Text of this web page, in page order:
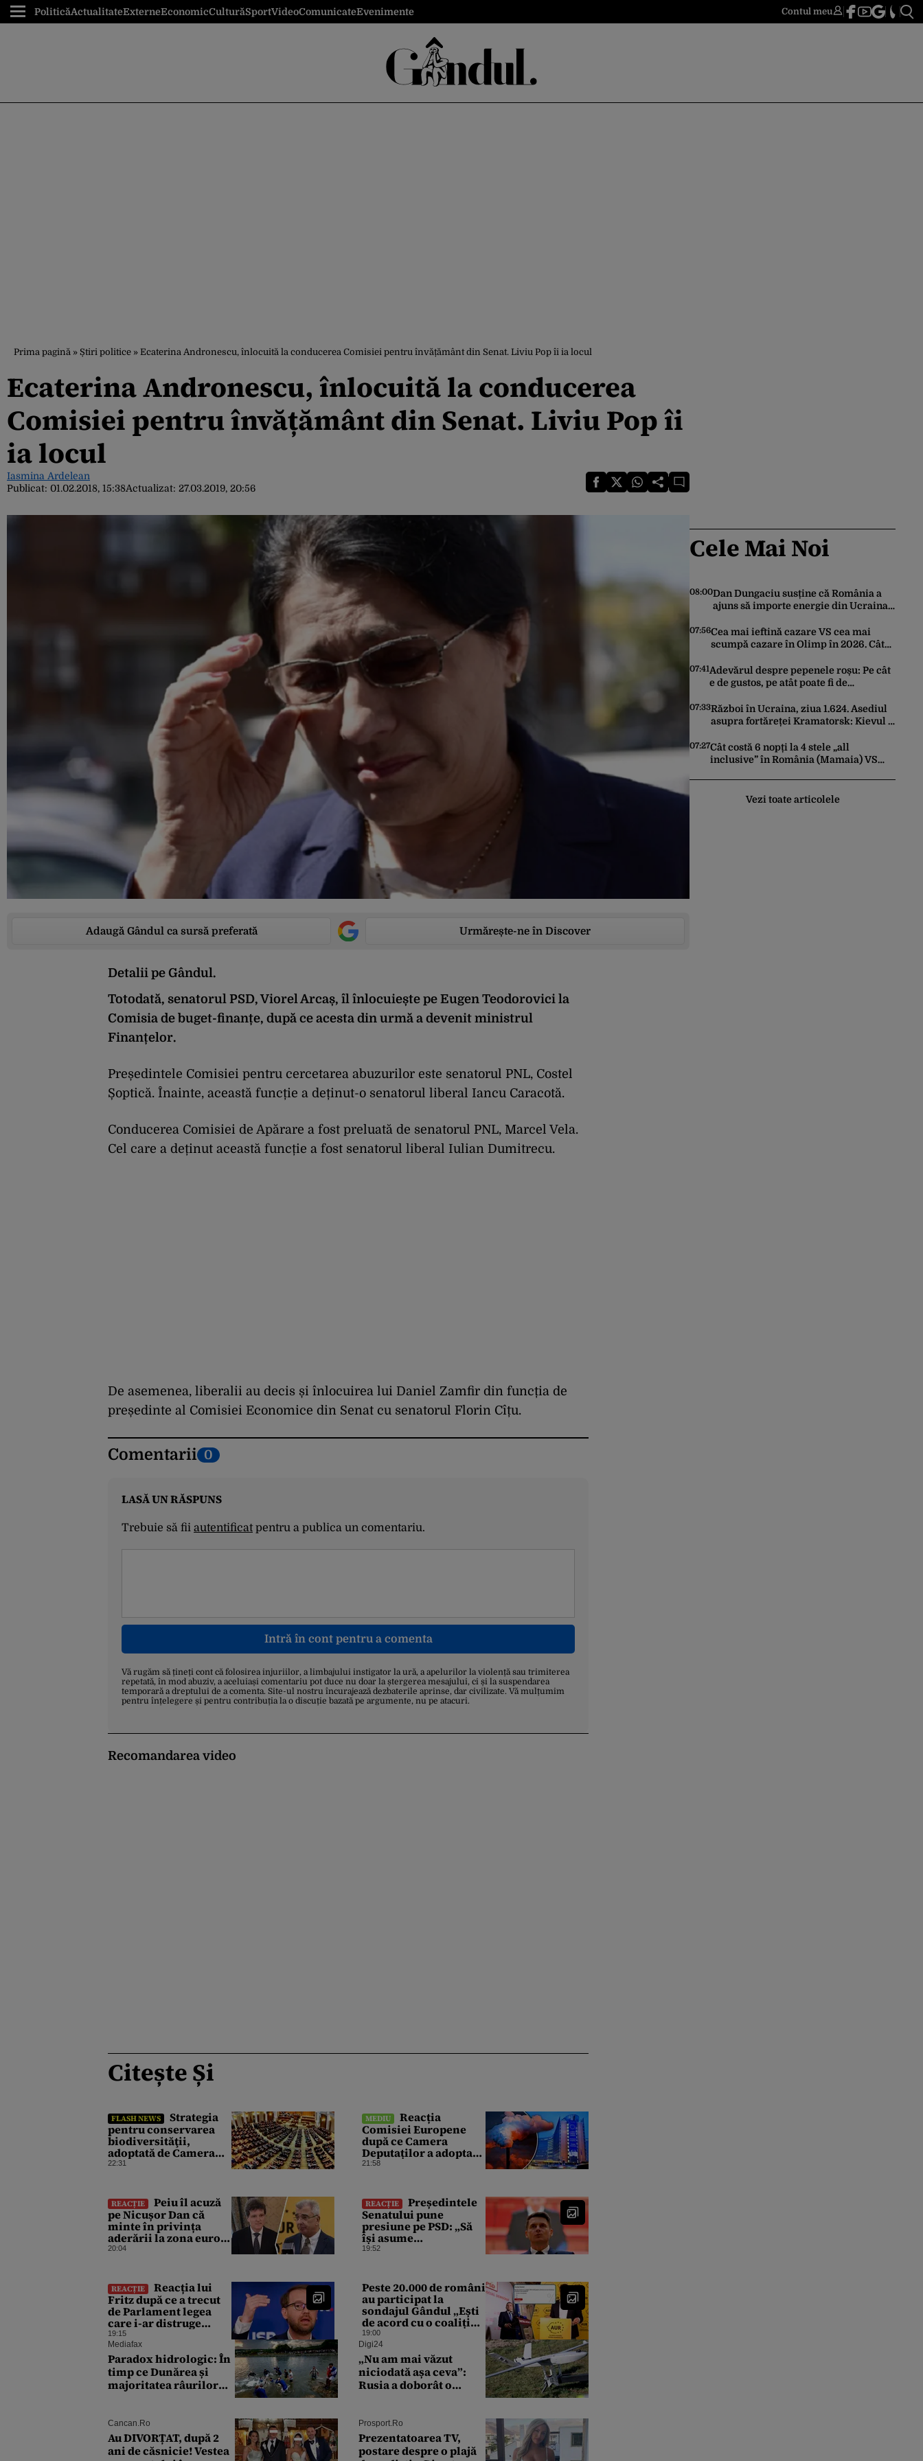
PoliticăActualitateExterneEconomicCulturăSportVideoComunicateEvenimente Contul meu
Prima pagină » Știri politice » Ecaterina Andronescu, înlocuită la conducerea Comisiei pentru învățământ din Senat. Liviu Pop îi ia locul
Ecaterina Andronescu, înlocuită la conducerea
Comisiei pentru învățământ din Senat. Liviu Pop îi
ia locul
Iasmina Ardelean
Publicat: 01.02.2018, 15:38Actualizat: 27.03.2019, 20:56
Adaugă Gândul ca sursă preferată Urmărește-ne în Discover
Detalii pe Gândul.
Totodată, senatorul PSD, Viorel Arcaș, îl înlocuiește pe Eugen Teodorovici la
Comisia de buget-finanțe, după ce acesta din urmă a devenit ministrul
Finanțelor.
Președintele Comisiei pentru cercetarea abuzurilor este senatorul PNL, Costel
Șoptică. Înainte, această funcție a deținut-o senatorul liberal Iancu Caracotă.
Conducerea Comisiei de Apărare a fost preluată de senatorul PNL, Marcel Vela.
Cel care a deținut această funcție a fost senatorul liberal Iulian Dumitrecu.
De asemenea, liberalii au decis și înlocuirea lui Daniel Zamfir din funcția de
președinte al Comisiei Economice din Senat cu senatorul Florin Cîțu.
Comentarii 0
LASĂ UN RĂSPUNS
Trebuie să fii autentificatpentru a publica un comentariu.
Intră în cont pentru a comenta
Vă rugăm să țineți cont că folosirea injuriilor, a limbajului instigator la ură, a apelurilor la violență sau trimiterea
repetată, în mod abuziv, a aceluiași comentariu pot duce nu doar la ștergerea mesajului, ci și la suspendarea
temporară a dreptului de a comenta. Site-ul nostru încurajează dezbaterile aprinse, dar civilizate. Vă mulțumim
pentru înțelegere și pentru contribuția la o discuție bazată pe argumente, nu pe atacuri.
Recomandarea video
Citește Și
FLASH NEWS
Strategia
pentru conservarea
biodiversităţii,
adoptată de Camera
Deputaţilor. USR
amendamentele PSD
pentru a nu bloca un
jalon PNRR
22:31
MEDIU
Reacția
Comisiei Europene
după ce Camera
Deputaților a adoptat
Legea decarbonizării:
21:58
REACȚIE
Peiu îl acuză
pe Nicușor Dan că
minte în privința
aderării la zona euro:
„Nu există niciun
20:04
REACȚIE
Președintele
Senatului pune
presiune pe PSD: „Să
își asume
responsabilitatea”
cauza legilor
modificate
19:52
REACȚIE
Reacția lui
Fritz după ce a trecut
de Parlament legea
care i-ar distruge
mandatul
19:15
Peste 20.000 de români
au participat la
sondajul Gândul „Ești
de acord cu o coaliție
PSD-AUR pentru a
forma un nou Guvern
și a încheia criza
politică?”. Rezultatul a
fost surprinzător
19:00
Mediafax
Paradox hidrologic: În
timp ce Dunărea și
majoritatea râurilor
debite în creștere
Digi24
„Nu am mai văzut
niciodată așa ceva”:
Rusia a doborât o
institut de cercetare
Cancan.ro
Au DIVORȚAT, după 2
ani de căsnicie! Vestea
Prosport.ro
Prezentatoarea TV,
postare despre o plajă
Cele Mai Noi
08:00Dan Dungaciu susține că România a
ajuns să importe energie din Ucraina
bilanțul politic al ultimilor ani
07:56Cea mai ieftină cazare VS cea mai
scumpă cazare în Olimp în 2026. Cât
07:41Adevărul despre pepenele roșu: Pe cât
e de gustos, pe atât poate fi de
doctorul Mihail Pautov
07:33Război în Ucraina, ziua 1.624. Asediul
asupra fortăreței Kramatorsk: Kievul a
sunt la 20 de km de oraș
07:27Cât costă 6 nopți la 4 stele „all
inclusive” în România (Mamaia) VS
Vezi toate articolele